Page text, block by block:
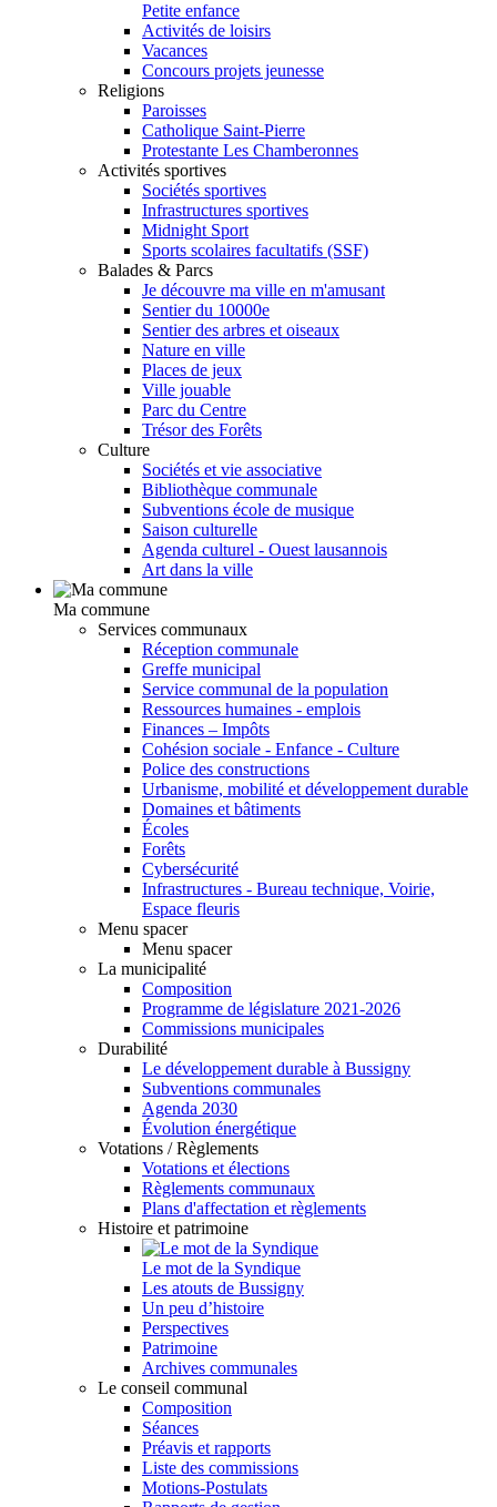
Petite enfance
Activités de loisirs
Vacances
Concours projets jeunesse
Religions
Paroisses
Catholique Saint-Pierre
Protestante Les Chamberonnes
Activités sportives
Sociétés sportives
Infrastructures sportives
Midnight Sport
Sports scolaires facultatifs (SSF)
Balades & Parcs
Je découvre ma ville en m'amusant
Sentier du 10000e
Sentier des arbres et oiseaux
Nature en ville
Places de jeux
Ville jouable
Parc du Centre
Trésor des Forêts
Culture
Sociétés et vie associative
Bibliothèque communale
Subventions école de musique
Saison culturelle
Agenda culturel - Ouest lausannois
Art dans la ville
Ma commune
Services communaux
Réception communale
Greffe municipal
Service communal de la population
Ressources humaines - emplois
Finances – Impôts
Cohésion sociale - Enfance - Culture
Police des constructions
Urbanisme, mobilité et développement durable
Domaines et bâtiments
Écoles
Forêts
Cybersécurité
Infrastructures - Bureau technique, Voirie,
Espace fleuris
Menu spacer
Menu spacer
La municipalité
Composition
Programme de législature 2021-2026
Commissions municipales
Durabilité
Le développement durable à Bussigny
Subventions communales
Agenda 2030
Évolution énergétique
Votations / Règlements
Votations et élections
Règlements communaux
Plans d'affectation et règlements
Histoire et patrimoine
Le mot de la Syndique
Les atouts de Bussigny
Un peu d’histoire
Perspectives
Patrimoine
Archives communales
Le conseil communal
Composition
Séances
Préavis et rapports
Liste des commissions
Motions-Postulats